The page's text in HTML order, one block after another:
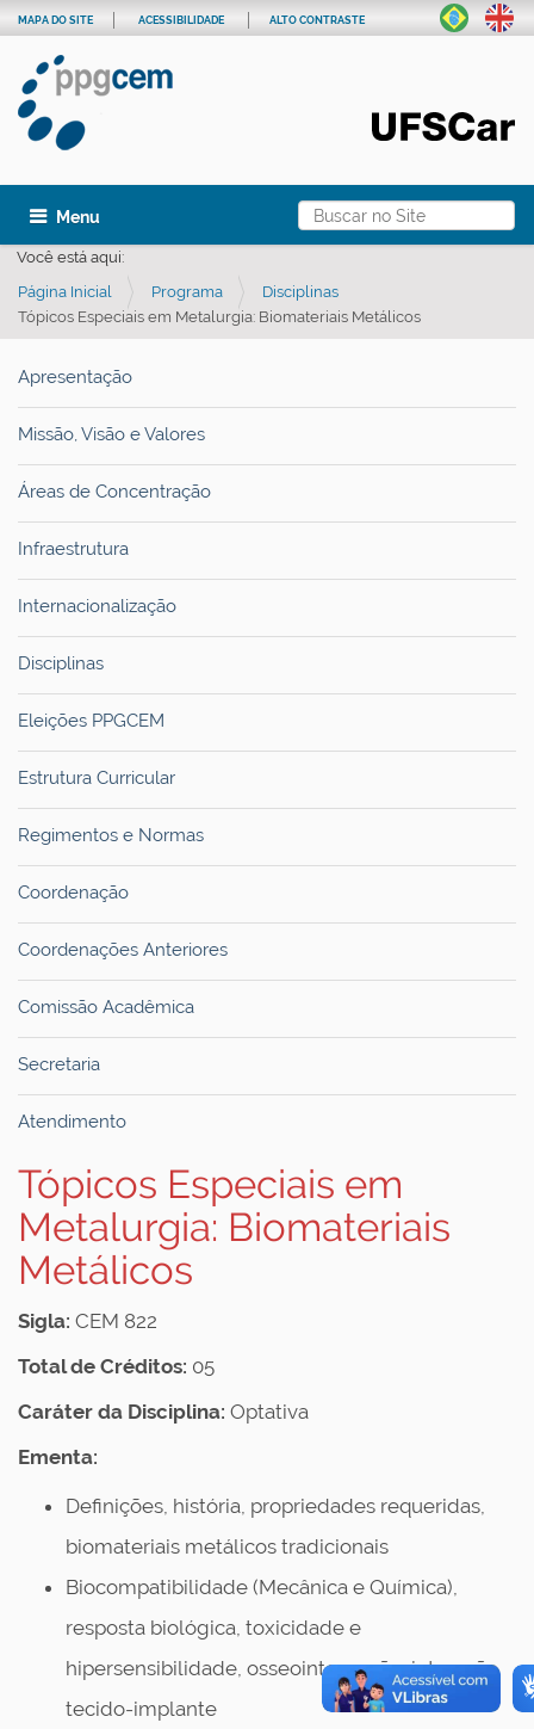
Busca
Busca Avançada…
MAPA DO SITE ACESSIBILIDADE ALTO CONTRASTE
Toggle navigation
Você está aqui:
Página Inicial
Programa
Disciplinas
Tópicos Especiais em Metalurgia: Biomateriais Metálicos
Apresentação
Missão, Visão e Valores
Áreas de Concentração
Infraestrutura
Internacionalização
Disciplinas
Eleições PPGCEM
Estrutura Curricular
Regimentos e Normas
Coordenação
Coordenações Anteriores
Comissão Acadêmica
Secretaria
Atendimento
Tópicos Especiais em
Metalurgia: Biomateriais
Metálicos
Sigla: CEM 822
Total de Créditos: 05
Caráter da Disciplina: Optativa
Ementa:
Definições, história, propriedades requeridas,
biomateriais metálicos tradicionais
Biocompatibilidade (Mecânica e Química),
resposta biológica, toxicidade e
hipersensibilidade, osseointegração, interação
tecido-implante